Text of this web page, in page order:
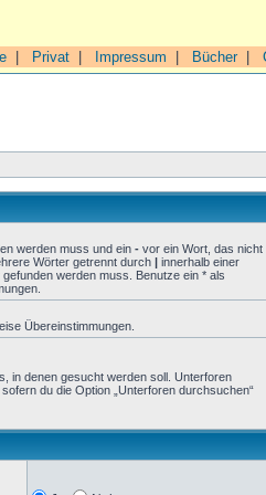
Privat Impressum Bücher|
werden muss und ein - vor ein Wort, das nicht
Wörter getrennt durch | innerhalb einer
werden muss. Benutze ein * als
Übereinstimmungen.
in denen gesucht werden soll. Unterforen
du die Option „Unterforen durchsuchen“